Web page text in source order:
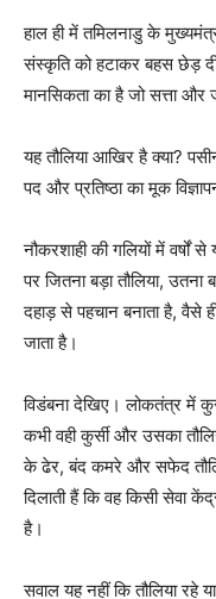
हाल ही में तमिलनाडु के
संस्कृति को हटाकर बहस छेड़
मानसिकता का है जो सत्ता
यह तौलिया आखिर है क्या?
पद और प्रतिष्ठा का मूक
नौकरशाही की गलियों में
पर जितना बड़ा तौलिया,
दहाड़ से पहचान बनाता है, वैसे
जाता है।
विडंबना देखिए। लोकतंत्र में
कभी वही कुर्सी और उसका
के ढेर, बंद कमरे और सफेद
दिलाती हैं कि वह किसी सेवा
है।
सवाल यह नहीं कि तौलिया रहे